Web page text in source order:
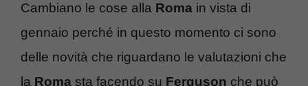
Cambiano le cose alla Roma in vista di
gennaio perché in questo momento ci sono
delle novità che riguardano le valutazioni che
la Roma sta facendo su Ferguson che può